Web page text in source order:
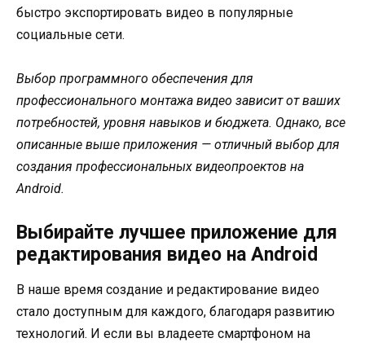
быстро экспортировать видео в популярные
социальные сети.
Выбор программного обеспечения для
профессионального монтажа видео зависит от ваших
потребностей, уровня навыков и бюджета. Однако, все
описанные выше приложения — отличный выбор для
создания профессиональных видеопроектов на
Android.
Выбирайте лучшее приложение для
редактирования видео на Android
В наше время создание и редактирование видео
стало доступным для каждого, благодаря развитию
технологий. И если вы владеете смартфоном на